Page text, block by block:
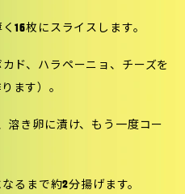
16枚にスライスします。
ド、ハラペーニョ、チーズを
ます）。
溶き卵に漬け、もう一度コー
るまで約2分揚げます。